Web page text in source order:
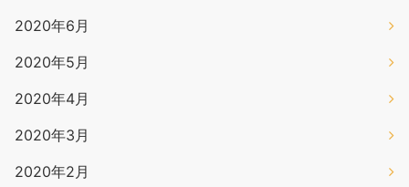
2020年6月
2020年5月
2020年4月
2020年3月
2020年2月